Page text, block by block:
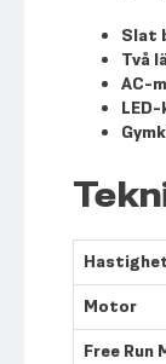
Slat
Två
AC-
Motor
Free Run